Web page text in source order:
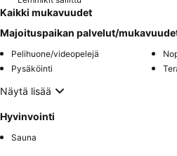
Kaikki mukavuudet
Majoituspaikan palvelut/
Pelihuone/videopelejä
Pysäköinti
Näytä lisää
Hyvinvointi
Sauna